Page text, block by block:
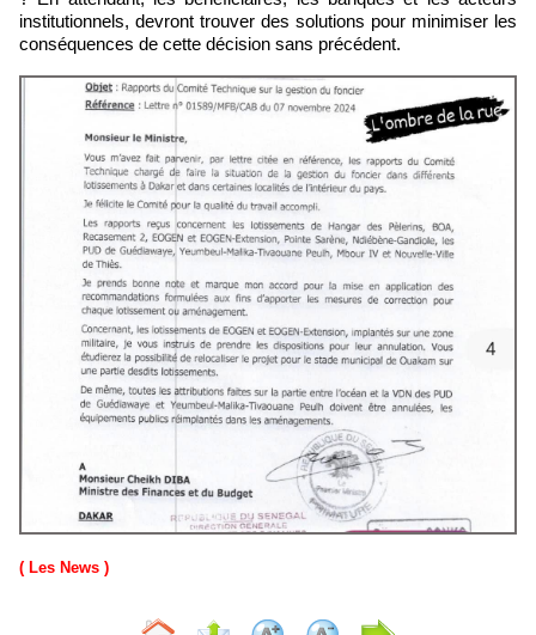
institutionnels, devront trouver des solutions pour minimiser les
conséquences de cette décision sans précédent.
( Les News )